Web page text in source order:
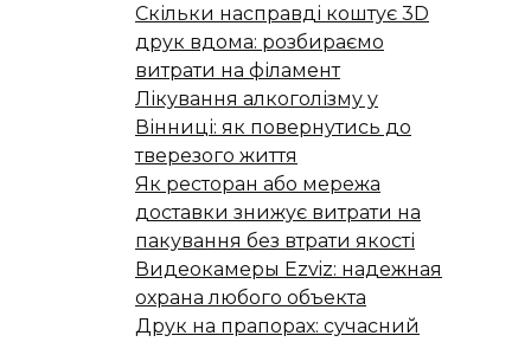
Скільки насправді коштує 3D
друк вдома: розбираємо
витрати на філамент
Лікування алкоголізму у
Вінниці: як повернутись до
тверезого життя
Як ресторан або мережа
доставки знижує витрати на
пакування без втрати якості
Видеокамеры Ezviz: надежная
охрана любого объекта
Друк на прапорах: сучасний